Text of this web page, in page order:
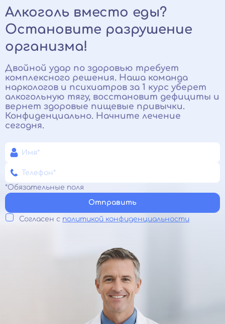
Алкоголь вместо еды?
Остановите разрушение
организма!
Двойной удар по здоровью требует
комплексного решения. Наша команда
наркологов и психиатров за 1 курс уберет
алкогольную тягу, восстановит дефициты и
вернет здоровые пищевые привычки.
Конфиденциально. Начните лечение
сегодня.
*Обязательные поля
Отправить
Согласен с политикой конфиденциальности